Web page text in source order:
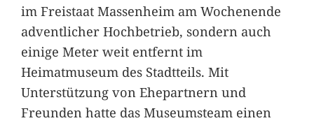
im Freistaat Massenheim am Wochenende
adventlicher Hochbetrieb, sondern auch
einige Meter weit entfernt im
Heimatmuseum des Stadtteils. Mit
Unterstützung von Ehepartnern und
Freunden hatte das Museumsteam einen